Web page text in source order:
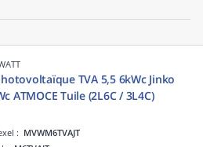
TVA 5,5 6kWc Jinko
ATMOCE Tuile (2L6C / 3L4C)
: MVWM6TVAJT